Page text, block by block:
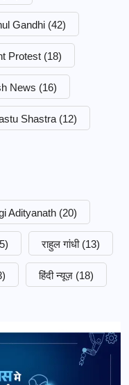
Gandhi (42)
Protest (18)
News (16)
Shastra (12)
Adityanath (20)
राहुल गांधी (13)
हिंदी न्यूज़ (18)